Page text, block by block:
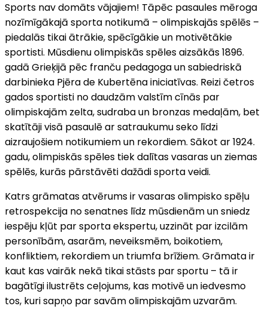
Sports nav domāts vājajiem! Tāpēc pasaules mēroga
nozīmīgākajā sporta notikumā – olimpiskajās spēlēs –
piedalās tikai ātrākie, spēcīgākie un motivētākie
sportisti. Mūsdienu olimpiskās spēles aizsākās 1896.
gadā Grieķijā pēc franču pedagoga un sabiedriskā
darbinieka Pjēra de Kubertēna iniciatīvas. Reizi četros
gados sportisti no daudzām valstīm cīnās par
olimpiskajām zelta, sudraba un bronzas medaļām, bet
skatītāji visā pasaulē ar satraukumu seko līdzi
aizraujošiem notikumiem un rekordiem. Sākot ar 1924.
gadu, olimpiskās spēles tiek dalītas vasaras un ziemas
spēlēs, kurās pārstāvēti dažādi sporta veidi.
Katrs grāmatas atvērums ir vasaras olimpisko spēļu
retrospekcija no senatnes līdz mūsdienām un sniedz
iespēju kļūt par sporta ekspertu, uzzināt par izcilām
personībām, asarām, neveiksmēm, boikotiem,
konfliktiem, rekordiem un triumfa brīžiem. Grāmata ir
kaut kas vairāk nekā tikai stāsts par sportu – tā ir
bagātīgi ilustrēts ceļojums, kas motivē un iedvesmo
tos, kuri sapņo par savām olimpiskajām uzvarām.